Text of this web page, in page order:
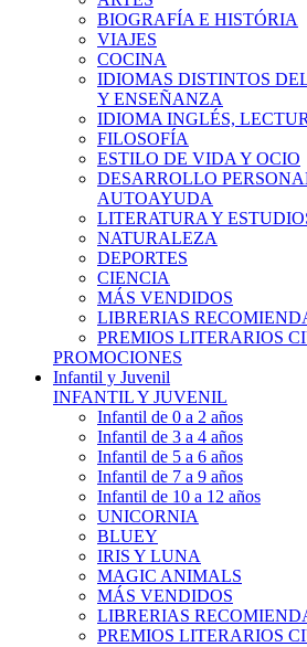
BIOGRAFÍA E HISTÓRIA
VIAJES
COCINA
IDIOMAS DISTINTOS
Y ENSEÑANZA
IDIOMA INGLÉS,
FILOSOFÍA
ESTILO DE VIDA Y OCIO
DESARROLLO
AUTOAYUDA
LITERATURA Y
NATURALEZA
DEPORTES
CIENCIA
MÁS VENDIDOS
LIBRERIAS
PREMIOS LITERARIOS
PROMOCIONES
Infantil y Juvenil
INFANTIL Y JUVENIL
Infantil de 0 a 2 años
Infantil de 3 a 4 años
Infantil de 5 a 6 años
Infantil de 7 a 9 años
Infantil de 10 a 12 años
UNICORNIA
BLUEY
IRIS Y LUNA
MAGIC ANIMALS
MÁS VENDIDOS
LIBRERIAS
PREMIOS LITERARIOS